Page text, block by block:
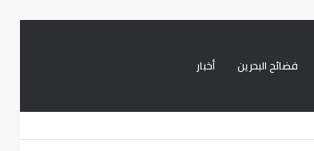
أخبار فضائح البحرين